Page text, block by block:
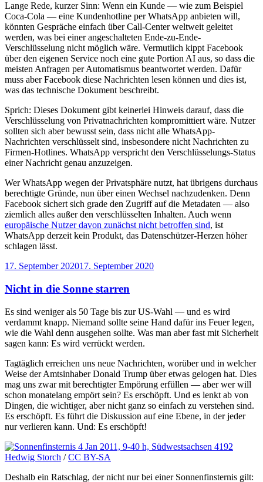
Lange Rede, kurzer Sinn: Wenn ein Kunde — wie zum Beispiel
Coca-Cola — eine Kundenhotline per WhatsApp anbieten will,
könnten Gespräche einfach über Call-Center weltweit geleitet
werden, was bei einer angeschalteten Ende-zu-Ende-
Verschlüsselung nicht möglich wäre. Vermutlich kippt Facebook
über den eigenen Service noch eine gute Portion AI aus, so dass die
meisten Anfragen per Automatismus beantwortet werden. Dafür
muss aber Facebook diese Nachrichten lesen können und dies ist,
was das technische Dokument beschreibt.
Sprich: Dieses Dokument gibt keinerlei Hinweis darauf, dass die
Verschlüsselung von Privatnachrichten kompromittiert wäre. Nutzer
sollten sich aber bewusst sein, dass nicht alle WhatsApp-
Nachrichten verschlüsselt sind, insbesondere nicht Nachrichten zu
Firmen-Hotlines. WhatsApp verspricht den Verschlüsselungs-Status
einer Nachricht genau anzuzeigen.
Wer WhatsApp wegen der Privatsphäre nutzt, hat übrigens durchaus
berechtigte Gründe, nun über einen Wechsel nachzudenken. Denn
Facebook sichert sich grade den Zugriff auf die Metadaten — also
ziemlich alles außer den verschlüsselten Inhalten. Auch wenn
europäische Nutzer davon zunächst nicht betroffen sind, ist
WhatsApp derzeit kein Produkt, das Datenschützer-Herzen höher
schlagen lässt.
Veröffentlicht
17. September 202017. September 2020
Nicht in die Sonne starren
Es sind weniger als 50 Tage bis zur US-Wahl — und es wird
verdammt knapp. Niemand sollte seine Hand dafür ins Feuer legen,
wie die Wahl denn ausgehen sollte. Was man aber fast mit Sicherheit
sagen kann: Es wird verrückt werden.
Tagtäglich erreichen uns neue Nachrichten, worüber und in welcher
Weise der Amtsinhaber Donald Trump über etwas gelogen hat. Dies
mag uns zwar mit berechtigter Empörung erfüllen — aber wer will
schon monatelang empört sein? Es erschöpft. Und es lenkt ab von
Dingen, die wichtiger, aber nicht ganz so einfach zu verstehen sind.
Es erschöpft. Es führt die Diskussion auf eine Ebene, in der jeder
nur verlieren kann. Und: Es erschöpft!
Hedwig Storch /CC BY-SA
Deshalb ein Ratschlag, der nicht nur bei einer Sonnenfinsternis gilt: